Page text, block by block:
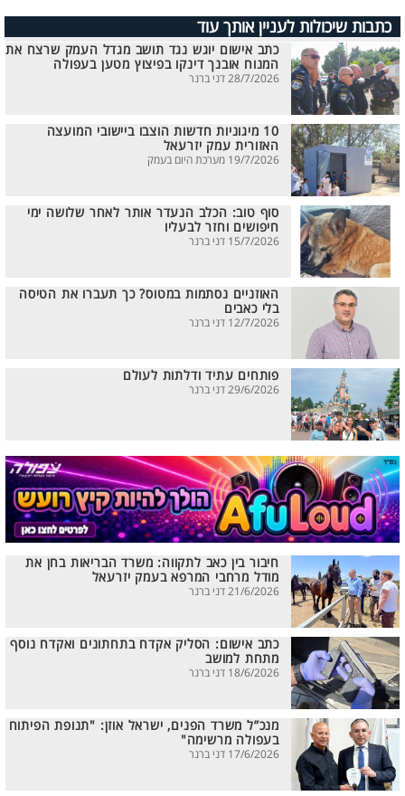
כתבות שיכולות לעניין אותך עוד
כתב אישום יוגש נגד תושב מגדל העמק שרצח את
המנוח אובנך דינקו בפיצוץ מטען בעפולה
28/7/2026 דני ברנר
10 מיגוניות חדשות הוצבו ביישובי המועצה
האזורית עמק יזרעאל
19/7/2026 מערכת היום בעמק
סוף טוב: הכלב הנעדר אותר לאחר שלושה ימי
חיפושים וחזר לבעליו
15/7/2026 דני ברנר
האוזניים נסתמות במטוס? כך תעברו את הטיסה
בלי כאבים
12/7/2026 דני ברנר
פותחים עתיד ודלתות לעולם
29/6/2026 דני ברנר
חיבור בין כאב לתקווה: משרד הבריאות בחן את
מודל מרחבי המרפא בעמק יזרעאל
21/6/2026 דני ברנר
כתב אישום: הסליק אקדח בתחתונים ואקדח נוסף
מתחת למושב
18/6/2026 דני ברנר
מנכ”ל משרד הפנים, ישראל אוזן: "תנופת הפיתוח
בעפולה מרשימה"
17/6/2026 דני ברנר